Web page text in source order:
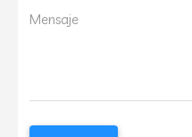
Mensaje